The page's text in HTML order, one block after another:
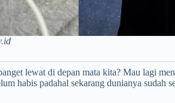
lewat di depan mata kita? Mau lagi
habis padahal sekarang dunianya sudah